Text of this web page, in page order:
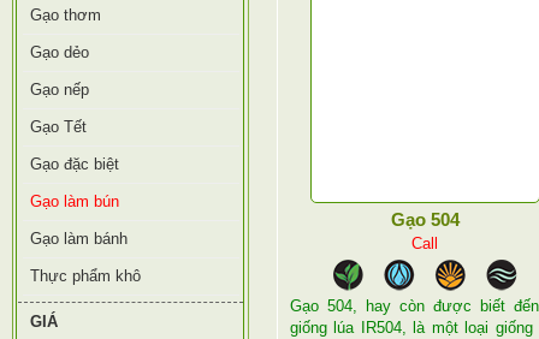
Gạo thơm
Gạo dẻo
Gạo nếp
Gạo Tết
Gạo đặc biệt
Gạo làm bún
Gạo làm bánh
Thực phẩm khô
GIÁ
Gạo 504
Call
Gạo 504, hay còn được biết
giống lúa IR504, là một loại giống